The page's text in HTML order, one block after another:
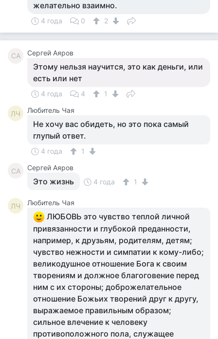
желательно взаимно.
4 года 0 2
СА Сергей Аяров
Этому нельзя научится, это как деньги, или
есть или нет
4 года 4 1
ЛЧ Любитель Чая
Не хочу вас обидеть, но это пока самый
глупый ответ.
4 года 1
СА Сергей Аяров
Это жизнь 4 года 1
ЛЧ Любитель Чая
ЛЮБОВЬ это чувство теплой личной
привязанности и глубокой преданности,
например, к друзьям, родителям, детям;
чувство нежности и симпатии к кому-либо;
великодушное отношение Бога к своим
творениям и должное благоговение перед
ним с их стороны; доброжелательное
отношение Божьих творений друг к другу,
выражаемое правильным образом;
сильное влечение к человеку
противоположного пола, служащее